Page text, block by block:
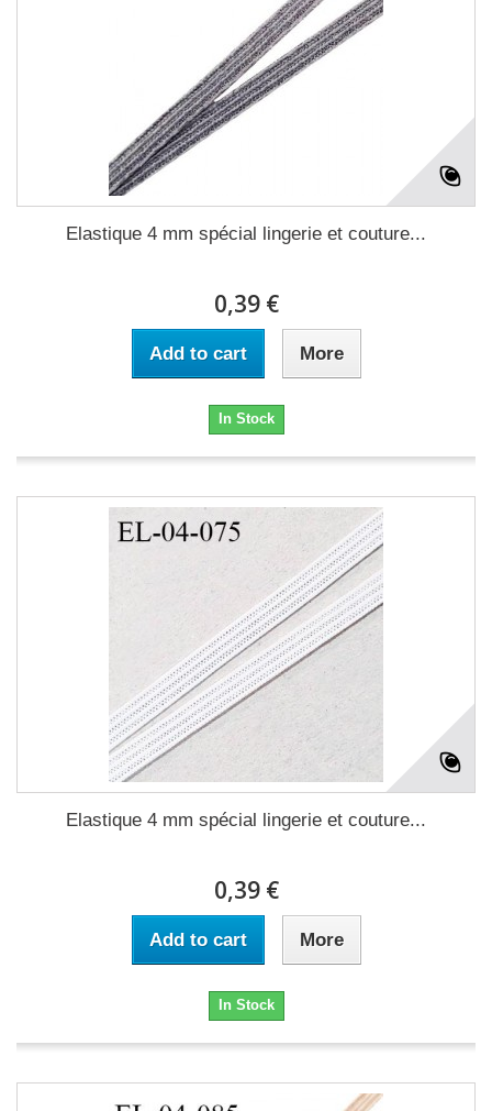
Elastique 4 mm spécial lingerie et couture...
0,39 €
Add to cart More
In Stock
Elastique 4 mm spécial lingerie et couture...
0,39 €
Add to cart More
In Stock